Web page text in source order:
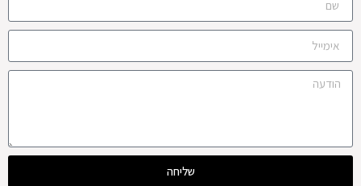
שליחה